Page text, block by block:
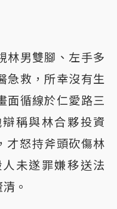
林男雙腳、左手多
急救，所幸沒有生
面循線於仁愛路三
稱與林合夥投資
才怒持斧頭砍傷林
未遂罪嫌移送法
。